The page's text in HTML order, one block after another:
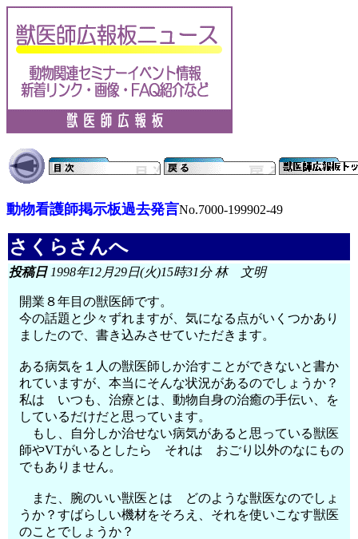
動物看護師掲示板過去発言No.7000-199902-49
さくらさんへ
投稿日1998年12月29日(火)15時31分 林 文明
開業８年目の獣医師です。
今の話題と少々ずれますが、気になる点がいくつかあり
ましたので、書き込みさせていただきます。
ある病気を１人の獣医師しか治すことができないと書か
れていますが、本当にそんな状況があるのでしょうか？
私は いつも、治療とは、動物自身の治癒の手伝い、を
しているだけだと思っています。
もし、自分しか治せない病気があると思っている獣医
師やVTがいるとしたら それは おごり以外のなにもの
でもありません。
また、腕のいい獣医とは どのような獣医なのでしょ
うか？すばらしい機材をそろえ、それを使いこなす獣医
のことでしょうか？